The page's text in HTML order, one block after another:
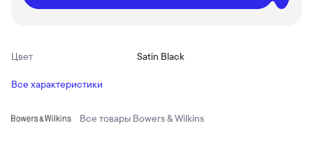
Цвет Satin Black
Все характеристики
Все товары Bowers & Wilkins